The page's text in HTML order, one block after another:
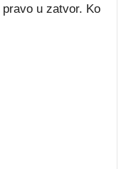
u zatvor. Ko